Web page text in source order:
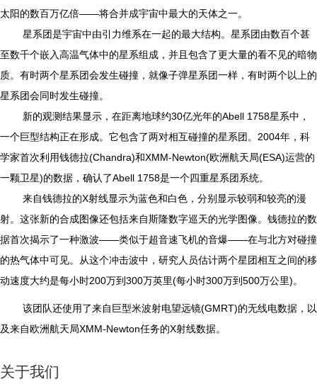
太阳的数百万亿倍——将合并成宇宙中最大的天体之一。
星系团是宇宙中由引力维系在一起的最大结构。星系团由数百个甚
至数千个嵌入高温气体中的星系组成，并且包含了更大量的看不见的暗物
质。有时两个星系团会发生碰撞，就像子弹星系团一样，有时两个以上的
星系团会同时发生碰撞。
新的观测结果显示，在距离地球约30亿光年的Abell 1758星系中，
一个巨型结构正在形成。它包含了两对相互碰撞的星系团。2004年，科
学家首次利用钱德拉(Chandra)和XMM-Newton(欧洲航天局(ESA)运营的
一颗卫星)的数据，确认了Abell 1758是一个四重星系团系统。
来自钱德拉的X射线显示为蓝色和白色，分别显示较弱和较亮的漫
射。这张新的合成图像还包括来自斯隆数字巡天的光学图像。钱德拉的数
据首次揭示了一种激波——类似于超音速飞机的音爆——在与北方对碰撞
的热气体中可见。从这个冲击波中，研究人员估计两个星团相互之间的移
动速度大约是每小时200万到300万英里(每小时300万到500万公里)。
该团队还使用了来自巨型米波射电望远镜(GMRT)的无线电数据，以
及来自欧洲航天局XMM-Newton任务的X射线数据。
关于我们